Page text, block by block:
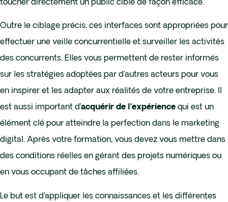
toucher directement un public cible de façon efficace.
Outre le ciblage précis, ces interfaces sont appropriées pour
effectuer une veille concurrentielle et surveiller les activités
des concurrents. Elles vous permettent de rester informés
sur les stratégies adoptées par d’autres acteurs pour vous
en inspirer et les adapter aux réalités de votre entreprise. Il
est aussi important d’acquérir de l’expérience qui est un
élément clé pour atteindre la perfection dans le marketing
digital. Après votre formation, vous devez vous mettre dans
des conditions réelles en gérant des projets numériques ou
en vous occupant de tâches affiliées.
Le but est d’appliquer les connaissances et les différentes